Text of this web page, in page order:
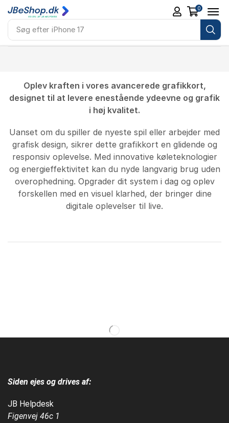
Søg efter iPhone 17
0
Oplev kraften i vores avancerede grafikkort,
designet til at levere enestående ydeevne og grafik
i høj kvalitet.
Uanset om du spiller de nyeste spil eller arbejder med
grafisk design, sikrer dette grafikkort en glidende og
responsiv oplevelse. Med innovative køleteknologier
og energieffektivitet kan du nyde langvarig brug uden
overophedning. Opgrader dit system i dag og oplev
forskellen med en visuel klarhed, der bringer dine
digitale oplevelser til live.
Siden ejes og drives af:
JB Helpdesk
Figenvej 46c 1